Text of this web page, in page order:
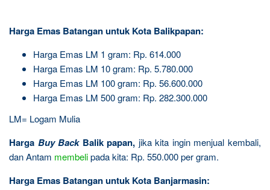
Harga Emas Batangan untuk Kota Balikpapan:
Harga Emas LM 1 gram: Rp. 614.000
Harga Emas LM 10 gram: Rp. 5.780.000
Harga Emas LM 100 gram: Rp. 56.600.000
Harga Emas LM 500 gram: Rp. 282.300.000
LM= Logam Mulia
Harga Buy Back Balik papan, jika kita ingin menjual kembali,
dan Antam membelipada kita: Rp. 550.000 per gram.
Harga Emas Batangan untuk Kota Banjarmasin: